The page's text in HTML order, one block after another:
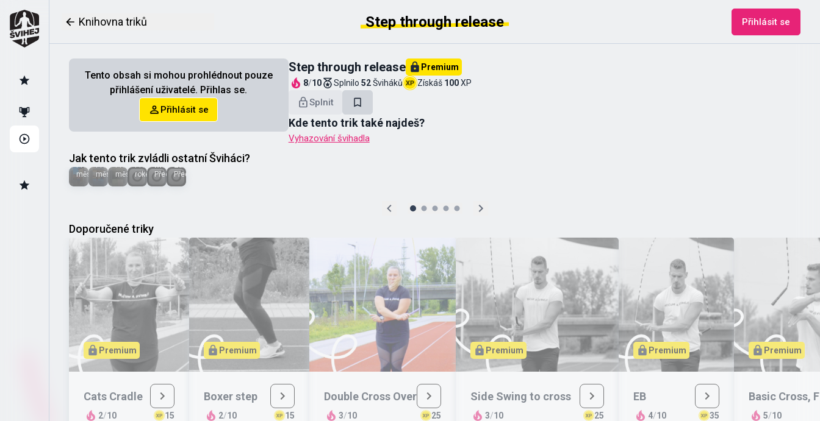
Knihovna triků Step through release Přihlásit se
Tento obsah si mohou prohlédnout pouze
přihlášení uživatelé. Přihlas se.
Přihlásit se
Step through release
Premium
8/10 Splnilo 52 Šviháků Získáš 100XP
Splnit
Kde tento trik také najdeš?
Vyhazování švihadla
Jak tento trik zvládli ostatní Šviháci?
🐞
Před 2
měsíci
Karlová
Před 6
měsíci
Novák
Před 8
měsíci
🤠
Před
rokem
Bára
Marcinková
Před rokem
Jana
Lacenová
Před rokem
Doporučené triky
Premium
Cats Cradle
2/10
15
Premium
Boxer step
2/10
15
Double Cross Over
3/10
25
Premium
Side Swing to cross
3/10
25
Premium
EB
4/10
35
Premium
Basic Cross,
5/10